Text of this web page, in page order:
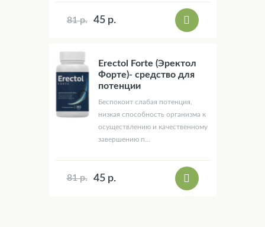
81 р. 45 р.
Erectol Forte (Эректол
Форте)- средство для
потенции
Беспокоит слабая потенция,
низкая способность организма к
осуществлению и качественному
завершению п...
81 р. 45 р.